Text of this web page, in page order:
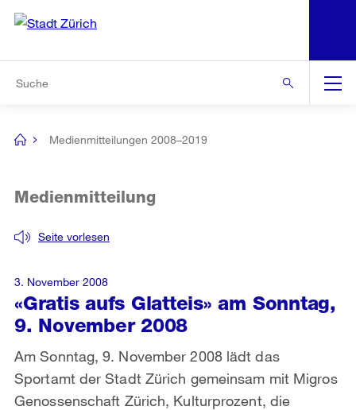
Navigation
[no
Medienmitteilungen 2008–2019
«Gratis aufs Glatteis» am Sonntag,
9. November 2008
Seite vorlesen
Medienmitteilung
Am Sonntag, 9. November 2008 lädt das
Sportamt der Stadt Zürich gemeinsam mit Migros
Genossenschaft Zürich, Kulturprozent, die
3. November 2008